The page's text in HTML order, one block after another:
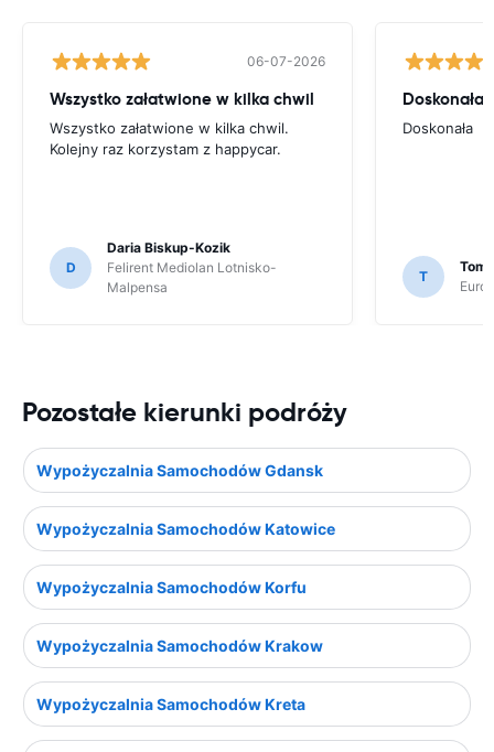
06-07-2026
Wszystko załatwione w kilka chwil
Wszystko załatwione w kilka chwil.
Kolejny raz korzystam z happycar.
D
Daria Biskup-Kozik
Felirent Mediolan Lotnisko-
Malpensa
Doskonała
Doskonała
T
Pozostałe kierunki podróży
Wypożyczalnia Samochodów Gdansk
Wypożyczalnia Samochodów Katowice
Wypożyczalnia Samochodów Korfu
Wypożyczalnia Samochodów Krakow
Wypożyczalnia Samochodów Kreta